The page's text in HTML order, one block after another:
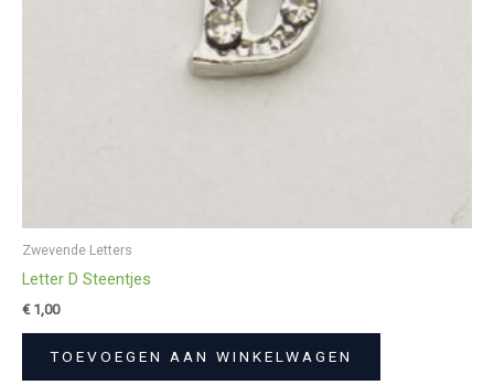
Zwevende Letters
Letter D Steentjes
€1,00
TOEVOEGEN AAN WINKELWAGEN